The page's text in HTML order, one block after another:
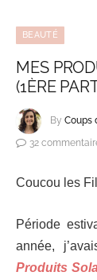
BEAUTÉ
MES
(1ÈRE
By Coups
32
Coucou les
Période
année,
Produits